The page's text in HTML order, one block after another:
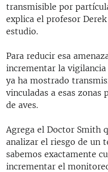
transmisible por
explica el profesor
estudio.
Para reducir esa
incrementar la
ya ha mostrado
vinculadas a esas
de aves.
Agrega el Doctor Smith
analizar el riesgo de un
sabemos exactamente
incrementar el